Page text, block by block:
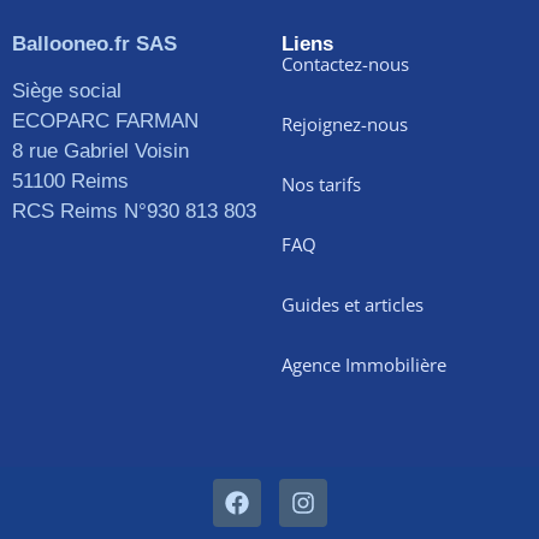
Ballooneo.fr SAS
Siège social
ECOPARC FARMAN
8 rue Gabriel Voisin
51100 Reims
RCS Reims N°930 813 803
Liens
Contactez-nous
Rejoignez-nous
Nos tarifs
FAQ
Guides et articles
Agence Immobilière